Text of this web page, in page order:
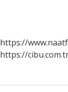
https://
https://